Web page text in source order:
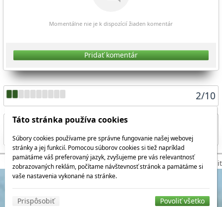
2/10
Zdieľať aktuálnu stránku
Momentálne nie je k dispozícií žiaden komentár
Pridať komentár
© 2026 WEXBO |www.wexbo.com|Prihlásiť
Táto stránka používa cookies
Súbory cookies používame pre správne fungovanie našej webovej
stránky a jej funkcií. Pomocou súborov cookies si tiež napríklad
pamätáme váš preferovaný jazyk, zvyšujeme pre vás relevantnosť
zobrazovaných reklám, počítame návštevnosť stránok a pamätáme si
vaše nastavenia vykonané na stránke.
Prispôsobiť Povoliť všetko